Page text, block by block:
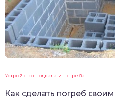
Устройство подвала и погреба
Как сделать погреб